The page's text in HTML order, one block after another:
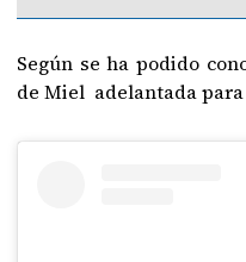
Según se ha podido
de Miel adelantada